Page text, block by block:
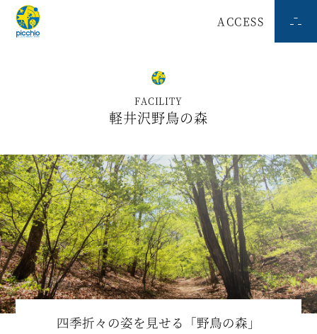
ACCESS
FACILITY
軽井沢野鳥の森
四季折々の姿を見せる「野鳥の森」